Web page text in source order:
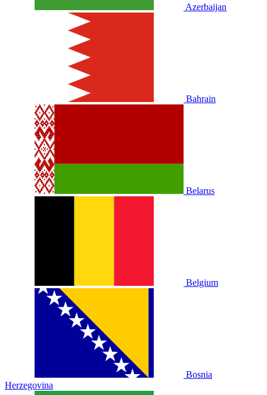
Azerbaijan
Bahrain
Belarus
Belgium
Bosnia
Herzegovina